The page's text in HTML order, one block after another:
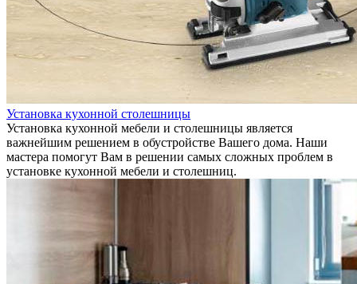
Установка кухонной столешницы
Установка кухонной мебели и столешницы является
важнейшим решением в обустройстве Вашего дома. Наши
мастера помогут Вам в решении самых сложных проблем в
установке кухонной мебели и столешниц.